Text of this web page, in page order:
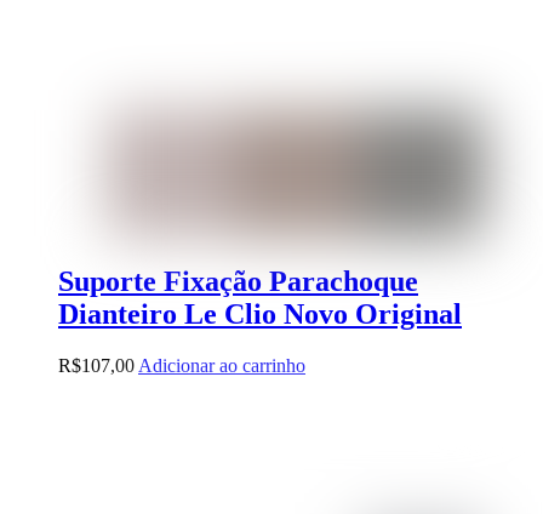
Suporte Fixação Parachoque
Dianteiro Le Clio Novo Original
R$107,00 Adicionar ao carrinho